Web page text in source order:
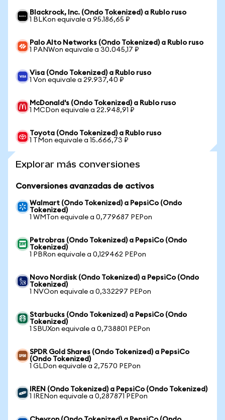
Blackrock, Inc. (Ondo Tokenized) a Rublo ruso
1 BLKon equivale a 95.186,65 ₽
Palo Alto Networks (Ondo Tokenized) a Rublo ruso
1 PANWon equivale a 30.045,17 ₽
Visa (Ondo Tokenized) a Rublo ruso
1 Von equivale a 29.937,40 ₽
McDonald's (Ondo Tokenized) a Rublo ruso
1 MCDon equivale a 22.948,91 ₽
Toyota (Ondo Tokenized) a Rublo ruso
1 TMon equivale a 15.666,73 ₽
Explorar más conversiones
Conversiones avanzadas de activos
Walmart (Ondo Tokenized) a PepsiCo (Ondo
Tokenized)
1 WMTon equivale a 0,779687 PEPon
Petrobras (Ondo Tokenized) a PepsiCo (Ondo
Tokenized)
1 PBRon equivale a 0,129462 PEPon
Novo Nordisk (Ondo Tokenized) a PepsiCo (Ondo
Tokenized)
1 NVOon equivale a 0,332297 PEPon
Starbucks (Ondo Tokenized) a PepsiCo (Ondo
Tokenized)
1 SBUXon equivale a 0,738801 PEPon
SPDR Gold Shares (Ondo Tokenized) a PepsiCo
(Ondo Tokenized)
1 GLDon equivale a 2,7570 PEPon
IREN (Ondo Tokenized) a PepsiCo (Ondo Tokenized)
1 IRENon equivale a 0,287871 PEPon